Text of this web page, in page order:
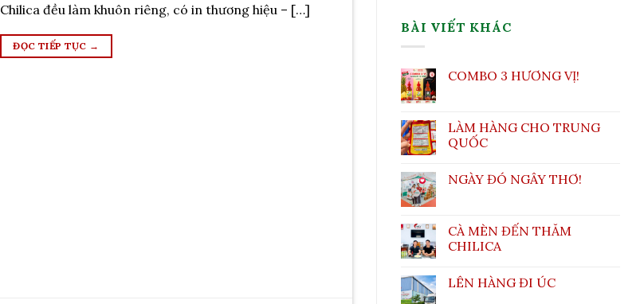
Chilica đều làm khuôn riêng, có in thương hiệu – […]
ĐỌC TIẾP TỤC →
BÀI VIẾT KHÁC
COMBO 3 HƯƠNG VỊ!
LÀM HÀNG CHO TRUNG
QUỐC
NGÀY ĐÓ NGÂY THƠ!
CÀ MÈN ĐẾN THĂM
CHILICA
LÊN HÀNG ĐI ÚC